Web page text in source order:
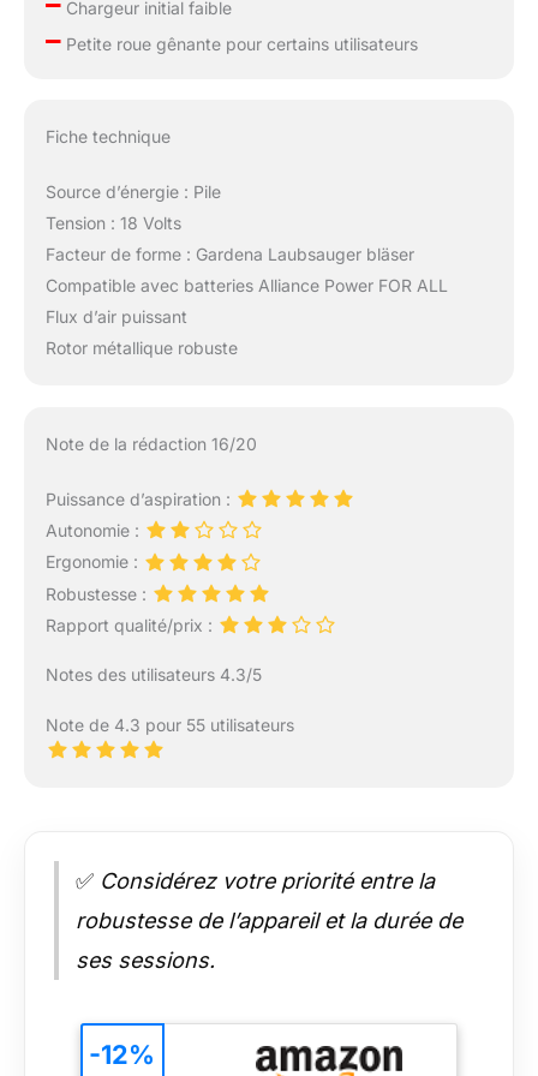
Chargeur initial faible
–Petite roue gênante pour certains utilisateurs
Fiche technique
Source d’énergie : Pile
Tension : 18 Volts
Facteur de forme : Gardena Laubsauger bläser
Compatible avec batteries Alliance Power FOR ALL
Flux d’air puissant
Rotor métallique robuste
Note de la rédaction 16/20
Puissance d’aspiration :
Autonomie :
Ergonomie :
Robustesse :
Rapport qualité/prix :
Notes des utilisateurs 4.3/5
Note de 4.3 pour 55 utilisateurs
✅ Considérez votre priorité entre la
robustesse de l’appareil et la durée de
ses sessions.
-12%